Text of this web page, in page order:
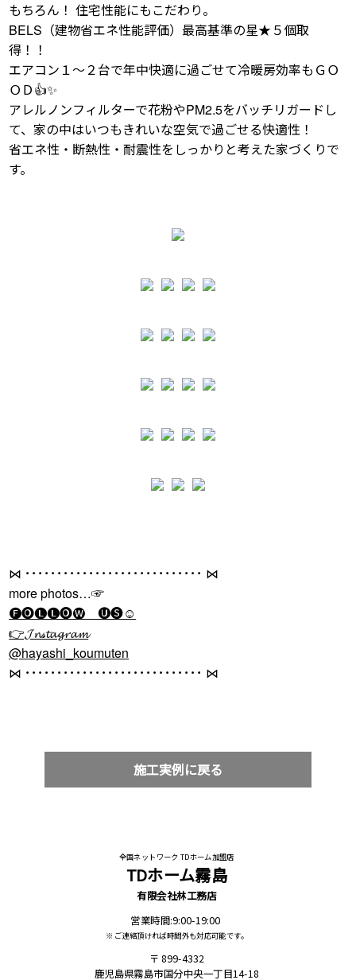
もちろん！ 住宅性能にもこだわり。
BELS（建物省エネ性能評価）最高基準の星★５個取
得！！
エアコン１～２台で年中快適に過ごせて冷暖房効率もＧＯ
ＯＤ👍✨
アレルノンフィルターで花粉やPM2.5をバッチリガードし
て、家の中はいつもきれいな空気で過ごせる快適性！
省エネ性・断熱性・耐震性をしっかりと考えた家づくりで
す。
⋈ ････････････････････････････ ⋈
more photos…☞
🅕🅞🅛🅛🅞🅦 🅤🅢☺
👉𝓙𝓷𝓈𝓽𝓪𝓰𝓻𝓪𝓶
@hayashi_koumuten
⋈ ････････････････････････････ ⋈
施工実例に戻る
全国ネットワーク TDホーム加盟店
TDホーム霧島
有限会社林工務店
営業時間:9:00-19:00
※ ご連絡頂ければ時間外も対応可能です。
899-4332
鹿児島県霧島市国分中央一丁目14-18